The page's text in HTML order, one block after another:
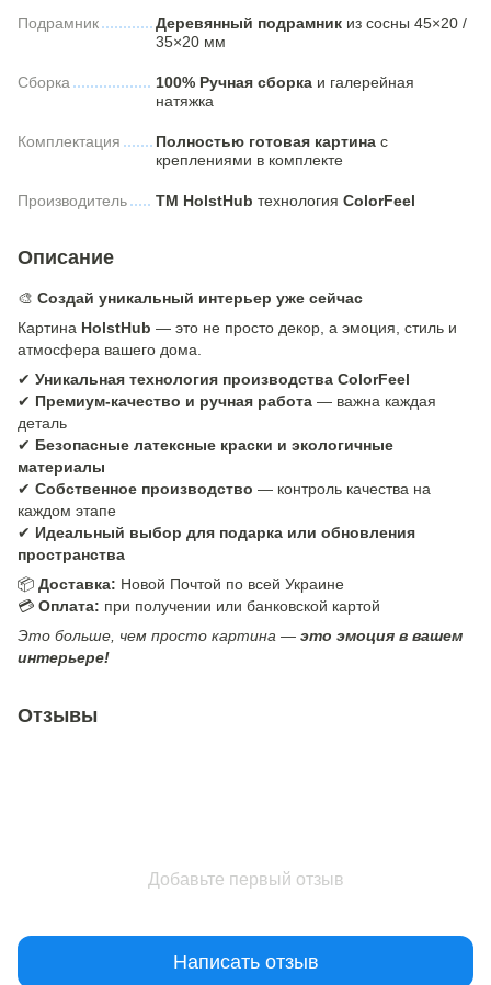
Подрамник Деревянный подрамник из сосны 45×20 /
35×20 мм
Сборка 100% Ручная сборка и галерейная
натяжка
Комплектация Полностью готовая картина с
креплениями в комплекте
Производитель ТМ HolstHub технология ColorFeel
Описание
🎨 Создай уникальный интерьер уже сейчас
Картина HolstHub — это не просто декор, а эмоция, стиль и
атмосфера вашего дома.
✔ Уникальная технология производства ColorFeel
✔ Премиум-качество и ручная работа — важна каждая
деталь
✔ Безопасные латексные краски и экологичные
материалы
✔ Собственное производство — контроль качества на
каждом этапе
✔ Идеальный выбор для подарка или обновления
пространства
📦 Доставка: Новой Почтой по всей Украине
💳 Оплата: при получении или банковской картой
Это больше, чем просто картина — это эмоция в вашем
интерьере!
Отзывы
Добавьте первый отзыв
Написать отзыв